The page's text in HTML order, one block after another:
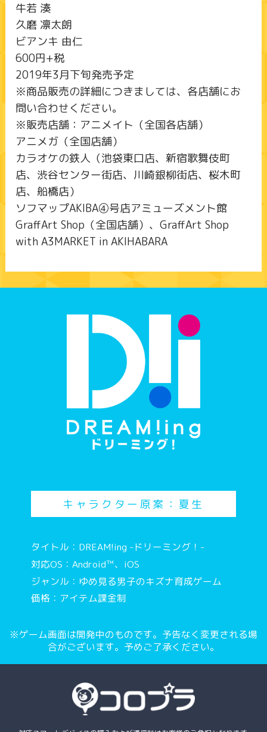
牛若 湊
久磨 凛太朗
ビアンキ 由仁
600円+税
2019年3月下旬発売予定
※商品販売の詳細につきましては、各店舗にお
問い合わせください。
※販売店舗：アニメイト（全国各店舗）
アニメガ（全国店舗）
カラオケの鉄人（池袋東口店、新宿歌舞伎町
店、渋谷センター街店、川崎銀柳街店、桜木町
店、船橋店）
ソフマップAKIBA④号店アミューズメント館
GraffArt Shop（全国店舗）、GraffArt Shop
with A3MARKET in AKIHABARA
キャラクター原案：夏生
タイトル：DREAM!ing -ドリーミング！-
対応OS：Android™、iOS
ジャンル：ゆめ見る男子のキズナ育成ゲーム
価格：アイテム課金制
※ゲーム画面は開発中のものです。予告なく変更される場
合がございます。予めご了承ください。